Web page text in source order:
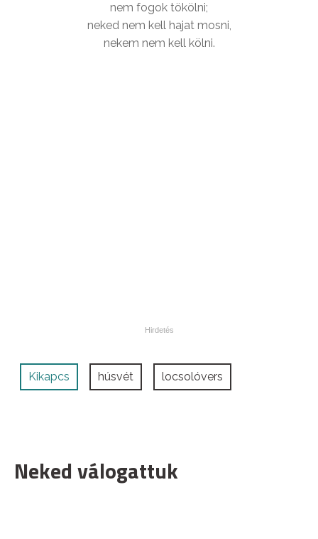
nem fogok tökölni;
neked nem kell hajat mosni,
nekem nem kell kölni.
Kikapcs húsvét locsolóvers
Neked válogattuk